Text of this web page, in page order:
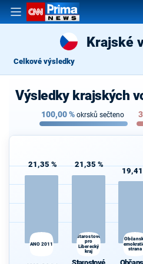
Krajské
Celkové výsledky
Výsledky krajských
100,00% okrsků sečteno
21,35 %
ANO 2011
21,35 %
Starostové
pro
Liberecký
kraj
19,41
strana